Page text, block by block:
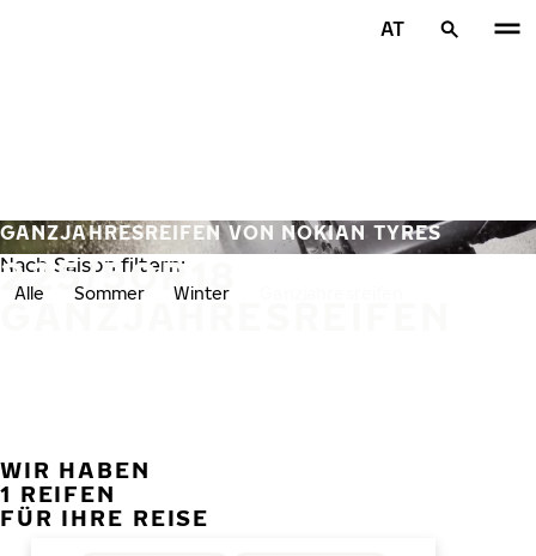
AT
225/50R18
GANZJAHRESREIFEN
GANZJAHRESREIFEN VON NOKIAN TYRES
Nach Saison filtern:
Alle Sommer Winter
WIR HABEN
1 REIFEN
FÜR IHRE REISE